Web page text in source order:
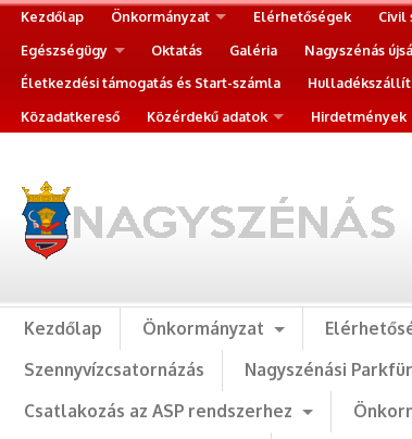
Kezdőlap Önkormányzat Elérhetőségek Civil
Egészségügy
Oktatás Galéria Nagyszénás
Életkezdési támogatás és Start-számla
Közadatkereső
Közérdekű adatok Hirdetmények
Kezdőlap Önkormányzat
Szennyvízcsatornázás
Nagyszénási
Csatlakozás az ASP rendszerhez